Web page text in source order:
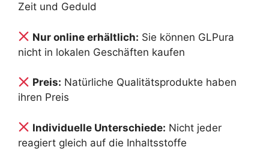
Zeit und Geduld
Nur online erhältlich: Sie können GLPura
nicht in lokalen Geschäften kaufen
Preis: Natürliche Qualitätsprodukte haben
ihren Preis
Individuelle Unterschiede: Nicht jeder
reagiert gleich auf die Inhaltsstoffe